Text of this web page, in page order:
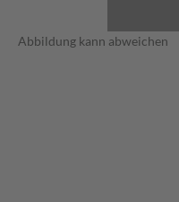
Abbildung kann abweichen